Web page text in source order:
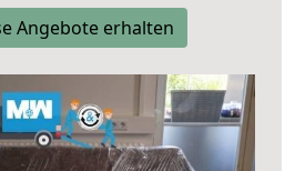
Angebote erhalten